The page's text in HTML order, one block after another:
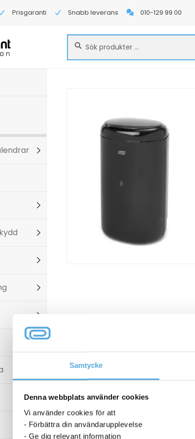
Samtycke
Denna webbplats använder cookies
Vi använder cookies för att
- Förbättra din användarupplevelse
- Ge dig relevant information
Prisgaranti Snabb leverans 010-129 99 00
Sök
efter:
Sök